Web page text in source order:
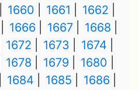
1660 1661
1662
1666 1667
1668
1672 1673
1674
1678 1679
1680
1684 1685
1686